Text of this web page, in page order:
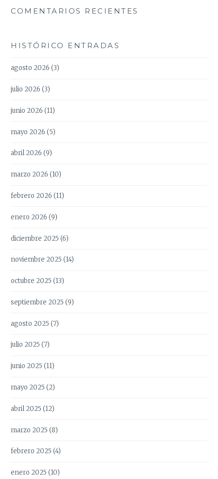
COMENTARIOS RECIENTES
HISTÓRICO ENTRADAS
agosto 2026 (3)
julio 2026 (3)
junio 2026 (11)
mayo 2026 (5)
abril 2026 (9)
marzo 2026 (10)
febrero 2026 (11)
enero 2026 (9)
diciembre 2025 (6)
noviembre 2025 (14)
octubre 2025 (13)
septiembre 2025 (9)
agosto 2025 (7)
julio 2025 (7)
junio 2025 (11)
mayo 2025 (2)
abril 2025 (12)
marzo 2025 (8)
febrero 2025 (4)
enero 2025 (10)